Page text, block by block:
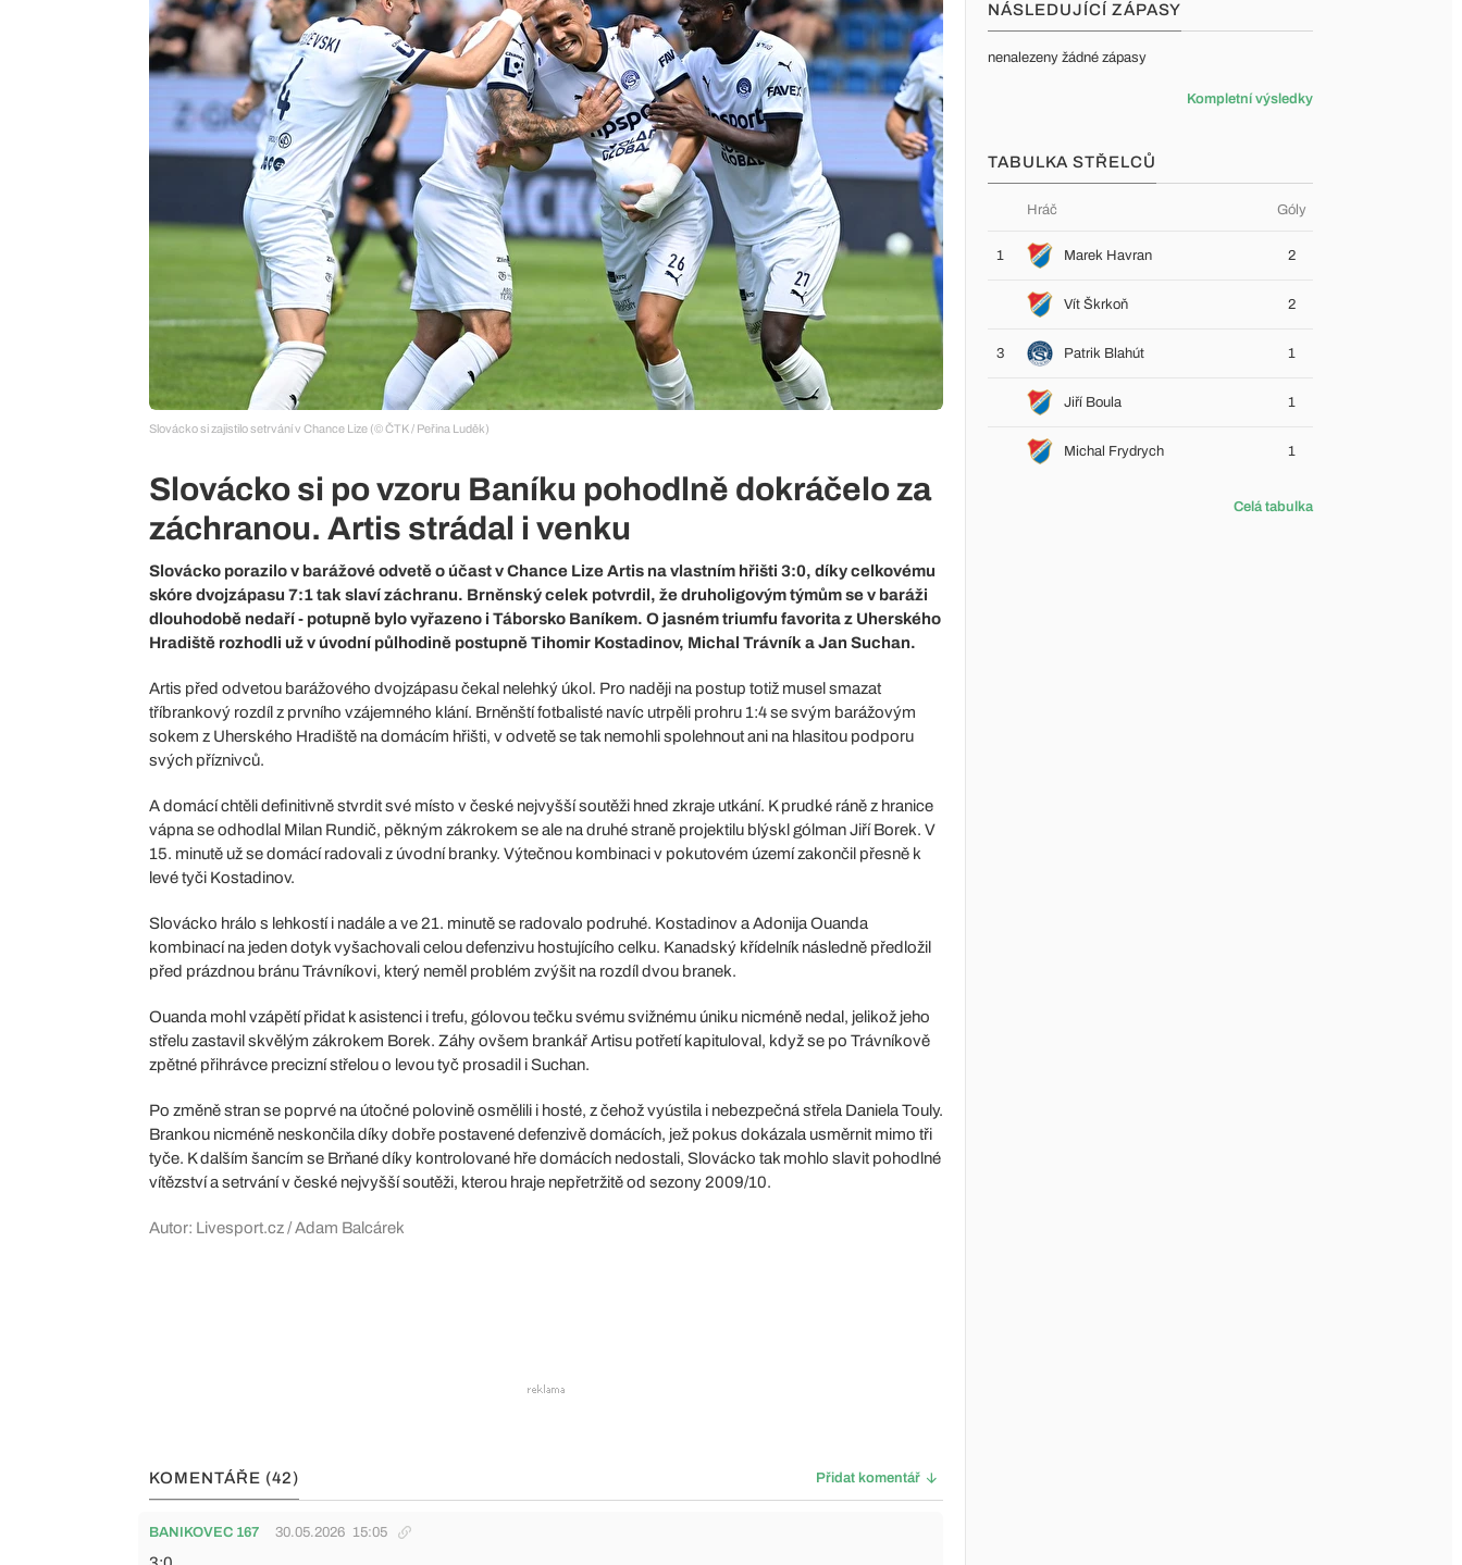
Slovácko si zajistilo setrvání v Chance Lize (© ČTK / Peřina Luděk)
Slovácko si po vzoru Baníku pohodlně dokráčelo za
záchranou. Artis strádal i venku
Slovácko porazilo v barážové odvetě o účast v Chance Lize Artis na vlastním hřišti 3:0, díky celkovému
skóre dvojzápasu 7:1 tak slaví záchranu. Brněnský celek potvrdil, že druholigovým týmům se v baráži
dlouhodobě nedaří - potupně bylo vyřazeno i Táborsko Baníkem. O jasném triumfu favorita z Uherského
Hradiště rozhodli už v úvodní půlhodině postupně Tihomir Kostadinov, Michal Trávník a Jan Suchan.
Artis před odvetou barážového dvojzápasu čekal nelehký úkol. Pro naději na postup totiž musel smazat
tříbrankový rozdíl z prvního vzájemného klání. Brněnští fotbalisté navíc utrpěli prohru 1:4 se svým barážovým
sokem z Uherského Hradiště na domácím hřišti, v odvetě se tak nemohli spolehnout ani na hlasitou podporu
svých příznivců.
A domácí chtěli definitivně stvrdit své místo v české nejvyšší soutěži hned zkraje utkání. K prudké ráně z hranice
vápna se odhodlal Milan Rundič, pěkným zákrokem se ale na druhé straně projektilu blýskl gólman Jiří Borek. V
15. minutě už se domácí radovali z úvodní branky. Výtečnou kombinaci v pokutovém území zakončil přesně k
levé tyči Kostadinov.
Slovácko hrálo s lehkostí i nadále a ve 21. minutě se radovalo podruhé. Kostadinov a Adonija Ouanda
kombinací na jeden dotyk vyšachovali celou defenzivu hostujícího celku. Kanadský křídelník následně předložil
před prázdnou bránu Trávníkovi, který neměl problém zvýšit na rozdíl dvou branek.
Ouanda mohl vzápětí přidat k asistenci i trefu, gólovou tečku svému svižnému úniku nicméně nedal, jelikož jeho
střelu zastavil skvělým zákrokem Borek. Záhy ovšem brankář Artisu potřetí kapituloval, když se po Trávníkově
zpětné přihrávce precizní střelou o levou tyč prosadil i Suchan.
Po změně stran se poprvé na útočné polovině osmělili i hosté, z čehož vyústila i nebezpečná střela Daniela Touly.
Brankou nicméně neskončila díky dobře postavené defenzivě domácích, jež pokus dokázala usměrnit mimo tři
tyče. K dalším šancím se Brňané díky kontrolované hře domácích nedostali, Slovácko tak mohlo slavit pohodlné
vítězství a setrvání v české nejvyšší soutěži, kterou hraje nepřetržitě od sezony 2009/10.
Autor: Livesport.cz / Adam Balcárek
KOMENTÁŘE (42) Přidat komentář
BANIKOVEC 167 30.05.2026 15:05
NÁSLEDUJÍCÍ ZÁPASY
nenalezeny žádné zápasy
Kompletní výsledky
TABULKA STŘELCŮ
Hráč Góly
1 Marek Havran 2
Vít Škrkoň 2
3 Patrik Blahút 1
Jiří Boula 1
Michal Frydrych 1
Celá tabulka